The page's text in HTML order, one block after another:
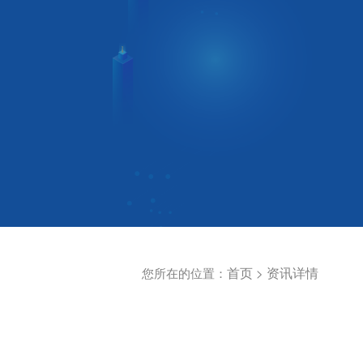
您所在的位置： 首页 > 资讯详情